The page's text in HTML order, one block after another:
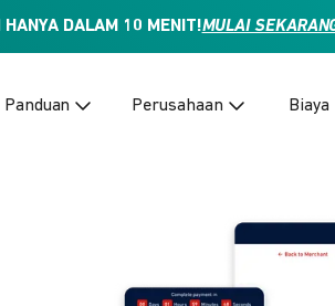
HANYA DALAM 10 MENIT!MULAI
Panduan Perusahaan Biaya